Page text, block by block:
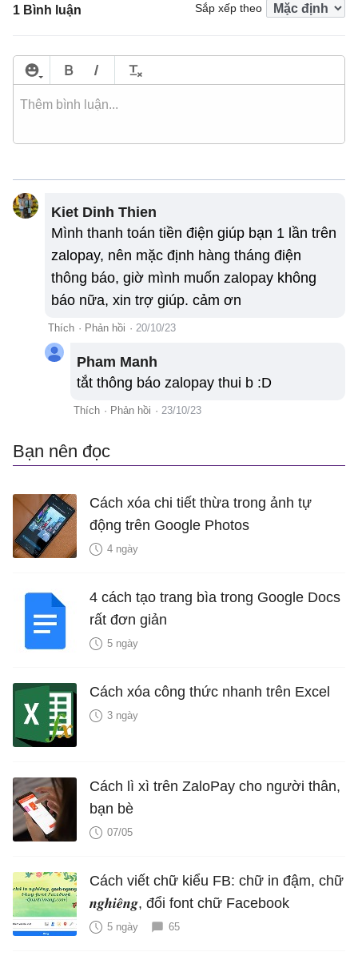
1 Bình luận Sắp xếp theo
Kiet Dinh Thien
Mình thanh toán tiền điện giúp bạn 1 lần trên
zalopay, nên mặc định hàng tháng điện
thông báo, giờ mình muốn zalopay không
báo nữa, xin trợ giúp. cảm ơn
Thích · Phản hồi · 20/10/23
Pham Manh
tắt thông báo zalopay thui b :D
Thích · Phản hồi · 23/10/23
Bạn nên đọc
Cách xóa chi tiết thừa trong ảnh tự
động trên Google Photos
4 ngày
4 cách tạo trang bìa trong Google Docs
rất đơn giản
5 ngày
Cách xóa công thức nhanh trên Excel
3 ngày
Cách lì xì trên ZaloPay cho người thân,
bạn bè
07/05
Cách viết chữ kiểu FB: chữ in đậm, chữ
𝒏𝒈𝒉𝒊𝒆̂𝒏𝒈, đổi font chữ Facebook
5 ngày 65